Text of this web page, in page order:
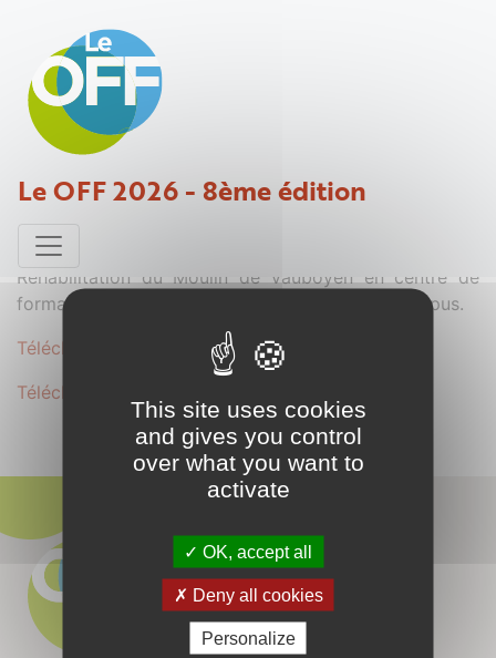
Le OFF 2026 - 8ème édition
PRIMAVERAS CAMPUS
Projet déposé par François - 24 mars 2025
Réhabilitation du Moulin de Vauboyen en centre de
formation sur le sens du travail : Primaveras Campus.
Télécharger le dossier complet au format .PDF
Télécharger le dossier secondaire au format .PDF
This site uses cookies
and gives you control
over what you want to
activate
OK, accept all
Deny all cookies
Personalize